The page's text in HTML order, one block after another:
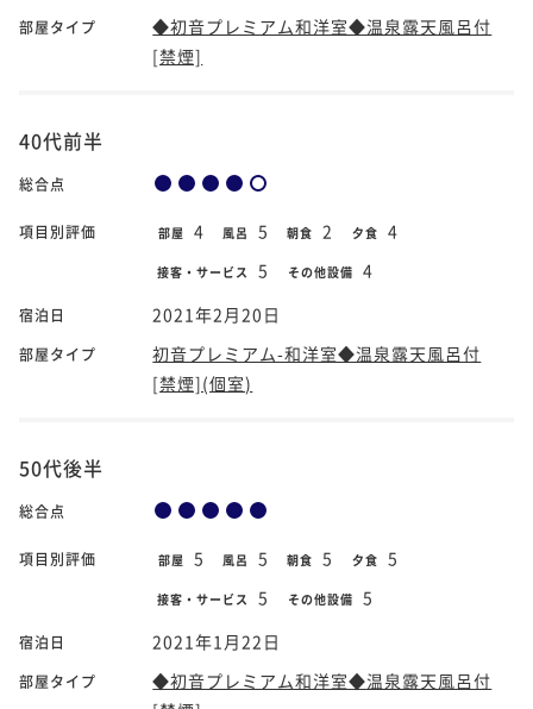
部屋タイプ
◆初音プレミアム和洋室◆温泉露天風呂付
[禁煙]
40代前半
総合点
項目別評価 部屋 4 風呂 5 朝食 2 夕食 4
接客・サービス 5 その他設備 4
宿泊日 2021年2月20日
部屋タイプ
初音プレミアム-和洋室◆温泉露天風呂付
[禁煙](個室)
50代後半
総合点
項目別評価 部屋 5 風呂 5 朝食 5 夕食 5
接客・サービス 5 その他設備 5
宿泊日 2021年1月22日
部屋タイプ
◆初音プレミアム和洋室◆温泉露天風呂付